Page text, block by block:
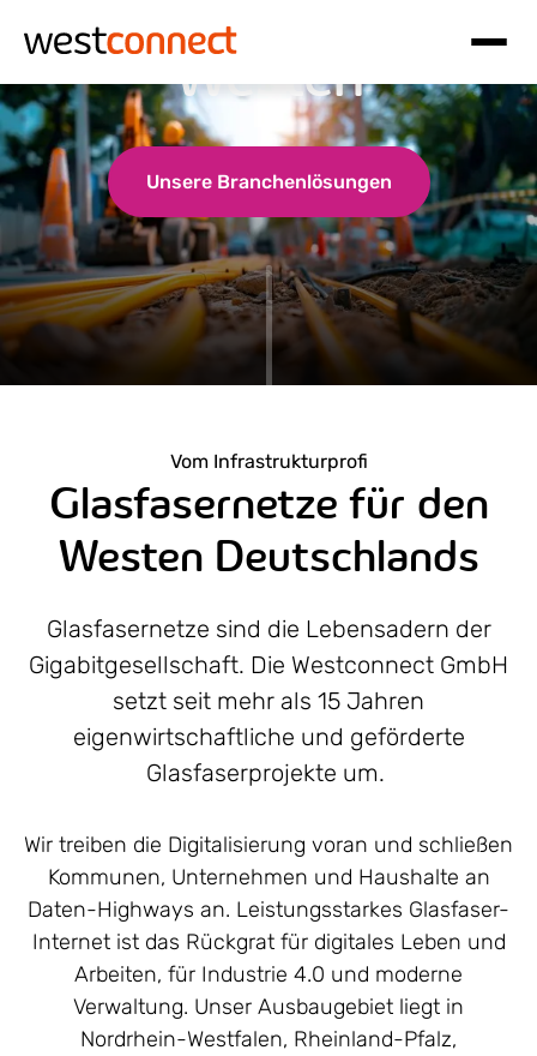
Hauptnavigation
Inhalt
Westen
Unsere Branchenlösungen
Vom Infrastrukturprofi
Glasfasernetze für den
Westen Deutschlands
Glasfasernetze sind die Lebensadern der
Gigabitgesellschaft. Die Westconnect GmbH
setzt seit mehr als 15 Jahren
eigenwirtschaftliche und geförderte
Glasfaserprojekte um.
Wir treiben die Digitalisierung voran und schließen
Kommunen, Unternehmen und Haushalte an
Daten-Highways an. Leistungsstarkes Glasfaser-
Internet ist das Rückgrat für digitales Leben und
Arbeiten, für Industrie 4.0 und moderne
Verwaltung. Unser Ausbaugebiet liegt in
Nordrhein-Westfalen, Rheinland-Pfalz,